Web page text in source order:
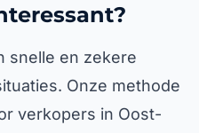
snelle en zekere
Onze methode
verkopers in Oost-